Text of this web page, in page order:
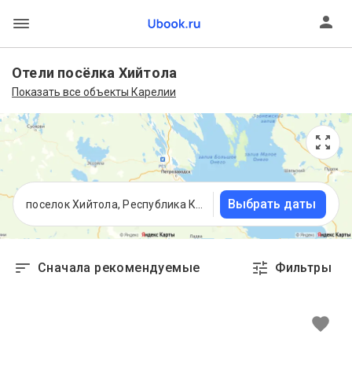
Отели посёлка Хийтола
Показать все объекты Карелии
Выбрать даты
Сначала рекомендуемые Фильтры